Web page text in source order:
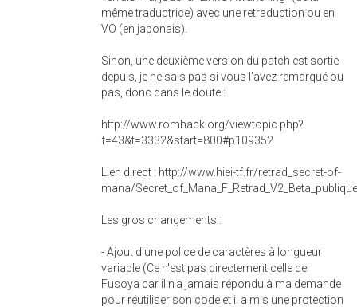
même traductrice) avec une retraduction ou en
VO (en japonais).
Sinon, une deuxième version du patch est sortie
depuis, je ne sais pas si vous l'avez remarqué ou
pas, donc dans le doute :
http://www.romhack.org/viewtopic.php?
f=43&t=3332&start=800#p109352
Lien direct : http://www.hiei-tf.fr/retrad_secret-of-
mana/
Les gros changements :
- Ajout d'une police de caractères à longueur
variable (Ce n'est pas directement celle de
Fusoya car il n'a jamais répondu à ma demande
pour réutiliser son code et il a mis une protection